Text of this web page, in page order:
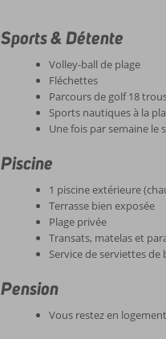
Sports & Détente
Volley-ball de plage
Fléchettes
Parcours de golf 18
Sports nautiques à la
Une fois par semaine le
Piscine
1 piscine extérieure
Terrasse bien exposée
Plage privée
Transats, matelas et
Service de serviettes
Pension
Vous restez en